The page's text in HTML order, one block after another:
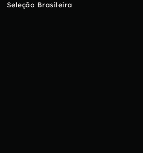
Seleção Brasileira